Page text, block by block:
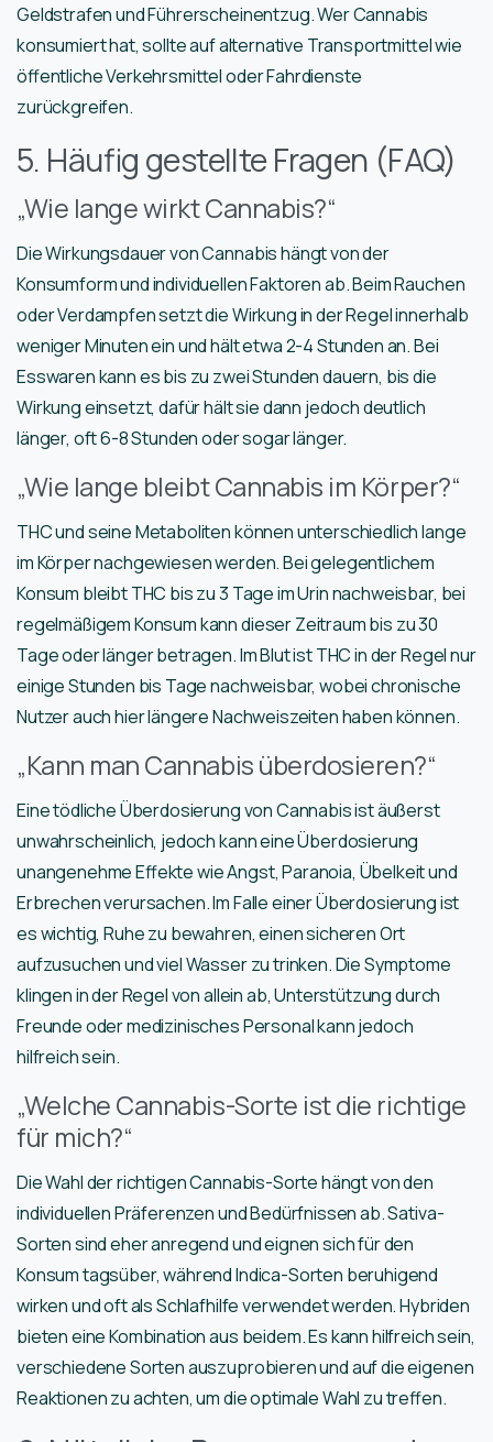
Geldstrafen und Führerscheinentzug. Wer Cannabis
konsumiert hat, sollte auf alternative Transportmittel wie
öffentliche Verkehrsmittel oder Fahrdienste
zurückgreifen.
5. Häufig gestellte Fragen (FAQ)
„Wie lange wirkt Cannabis?“
Die Wirkungsdauer von Cannabis hängt von der
Konsumform und individuellen Faktoren ab. Beim Rauchen
oder Verdampfen setzt die Wirkung in der Regel innerhalb
weniger Minuten ein und hält etwa 2-4 Stunden an. Bei
Esswaren kann es bis zu zwei Stunden dauern, bis die
Wirkung einsetzt, dafür hält sie dann jedoch deutlich
länger, oft 6-8 Stunden oder sogar länger.
„Wie lange bleibt Cannabis im Körper?“
THC und seine Metaboliten können unterschiedlich lange
im Körper nachgewiesen werden. Bei gelegentlichem
Konsum bleibt THC bis zu 3 Tage im Urin nachweisbar, bei
regelmäßigem Konsum kann dieser Zeitraum bis zu 30
Tage oder länger betragen. Im Blut ist THC in der Regel nur
einige Stunden bis Tage nachweisbar, wobei chronische
Nutzer auch hier längere Nachweiszeiten haben können.
„Kann man Cannabis überdosieren?“
Eine tödliche Überdosierung von Cannabis ist äußerst
unwahrscheinlich, jedoch kann eine Überdosierung
unangenehme Effekte wie Angst, Paranoia, Übelkeit und
Erbrechen verursachen. Im Falle einer Überdosierung ist
es wichtig, Ruhe zu bewahren, einen sicheren Ort
aufzusuchen und viel Wasser zu trinken. Die Symptome
klingen in der Regel von allein ab, Unterstützung durch
Freunde oder medizinisches Personal kann jedoch
hilfreich sein.
„Welche Cannabis-Sorte ist die richtige
für mich?“
Die Wahl der richtigen Cannabis-Sorte hängt von den
individuellen Präferenzen und Bedürfnissen ab. Sativa-
Sorten sind eher anregend und eignen sich für den
Konsum tagsüber, während Indica-Sorten beruhigend
wirken und oft als Schlafhilfe verwendet werden. Hybriden
bieten eine Kombination aus beidem. Es kann hilfreich sein,
verschiedene Sorten auszuprobieren und auf die eigenen
Reaktionen zu achten, um die optimale Wahl zu treffen.